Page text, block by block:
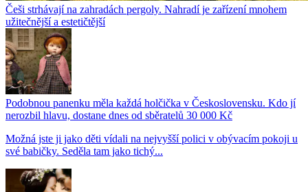
Češi strhávají na zahradách pergoly. Nahradí je zařízení mnohem
užitečnější a estetičtější
Podobnou panenku měla každá holčička v Československu. Kdo jí
nerozbil hlavu, dostane dnes od sběratelů 30 000 Kč
Možná jste ji jako děti vídali na nejvyšší polici v obývacím pokoji u
své babičky. Seděla tam jako tichý...